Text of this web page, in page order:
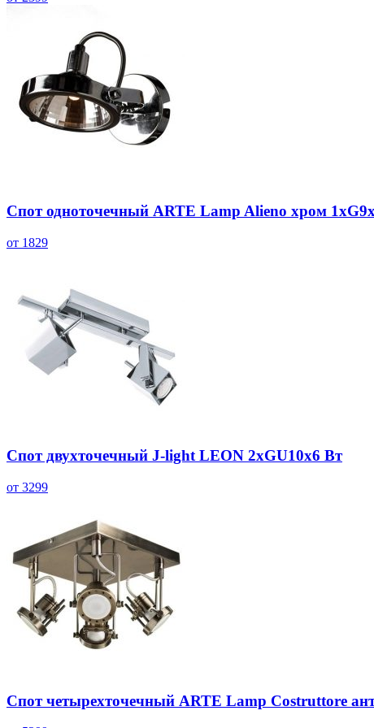
Спот одноточечный ARTE Lamp Alieno хром
от 1829
Спот двухточечный J-light LEON 2хGU10х6 Вт
от 3299
Спот четырехточечный ARTE Lamp Costruttore